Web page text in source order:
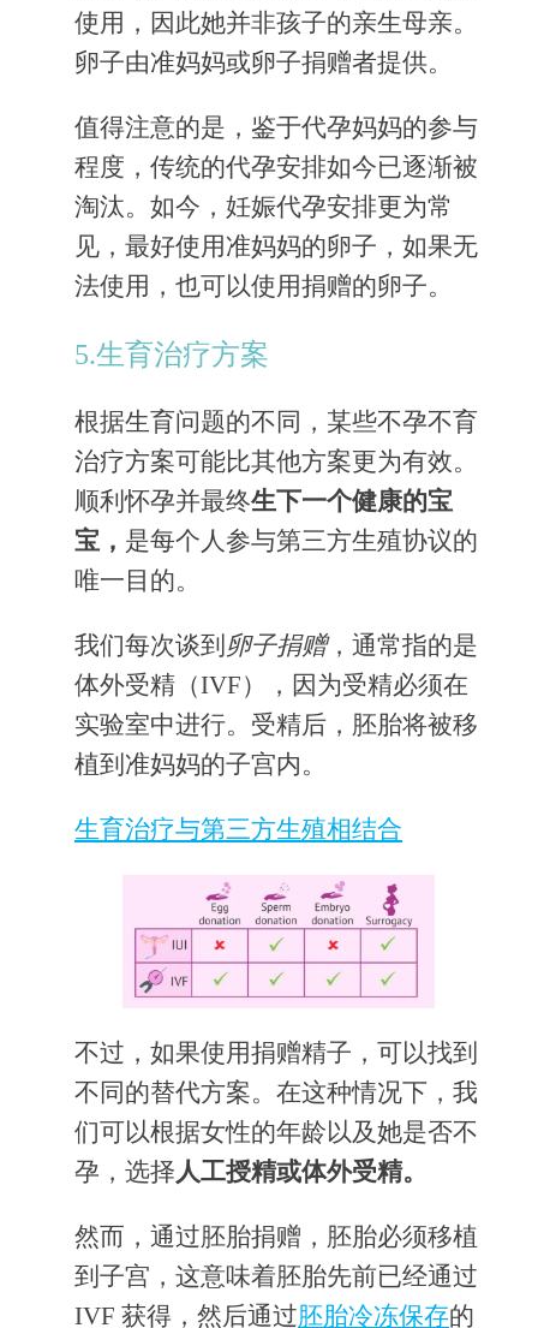
使用，因此她并非孩子的亲生母亲。
卵子由准妈妈或卵子捐赠者提供。
值得注意的是，鉴于代孕妈妈的参与
程度，传统的代孕安排如今已逐渐被
淘汰。如今，妊娠代孕安排更为常
见，最好使用准妈妈的卵子，如果无
法使用，也可以使用捐赠的卵子。
5.生育治疗方案
根据生育问题的不同，某些不孕不育
治疗方案可能比其他方案更为有效。
顺利怀孕并最终生下一个健康的宝
宝， 是每个人参与第三方生殖协议的
唯一目的。
我们每次谈到 卵子捐赠，通常指的是
体外受精（IVF），因为受精必须在
实验室中进行。受精后，胚胎将被移
植到准妈妈的子宫内。
生育治疗与第三方生殖相结合
不过，如果使用捐赠精子，可以找到
不同的替代方案。在这种情况下，我
们可以根据女性的年龄以及她是否不
孕，选择人工授精或体外受精。
然而，通过胚胎捐赠，胚胎必须移植
到子宫，这意味着胚胎先前已经通过
IVF 获得，然后通过胚胎冷冻保存的